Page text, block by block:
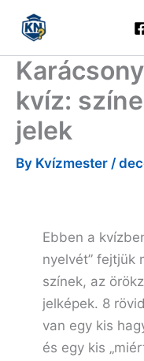
content
kvíz:
jelek
By Kvízmester /
Ebben a
nyelvét” fejtjük
színek, az
jelképek. 8
van egy kis
és egy kis